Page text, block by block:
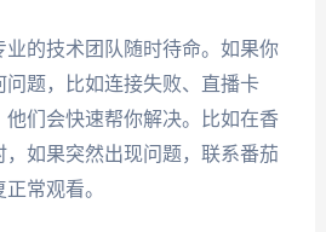
的技术团队随时待命。如果你
题，比如连接失败、直播卡
们会快速帮你解决。比如在香
如果突然出现问题，联系番茄
常观看。